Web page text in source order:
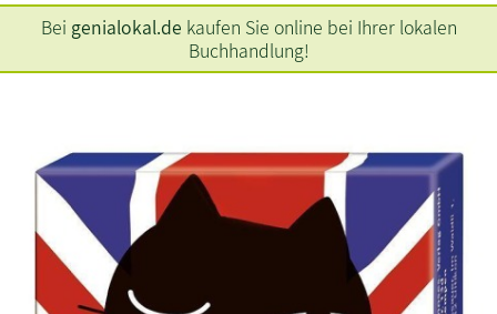
Bei genialokal.de kaufen Sie online bei Ihrer lokalen
Buchhandlung!